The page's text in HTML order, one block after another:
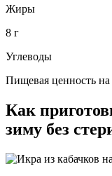
Жиры
8 г
Углеводы
Пищевая ценность на
Как
зиму без